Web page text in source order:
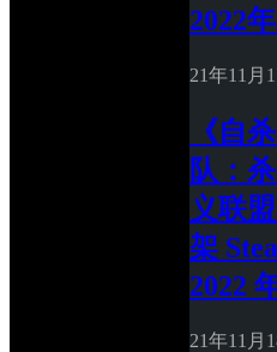
2022
21年11月
《自
队：
义联
架
2022
21年11月